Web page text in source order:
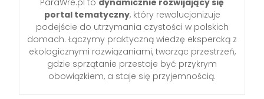
portal tematyczny, który rewolucjonizuje
podejście do utrzymania czystości w polskich
domach. Łączymy praktyczną wiedzę ekspercką z
ekologicznymi rozwiązaniami, tworząc przestrzeń,
gdzie sprzątanie przestaje być przykrym
obowiązkiem, a staje się przyjemnością.